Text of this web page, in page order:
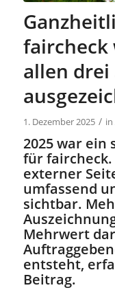
faircheck
allen drei
1. Dezember 2025 / in
2025 war ein
für
externer
umfassend
sichtbar.
Mehrwert
entsteht,
Beitrag.